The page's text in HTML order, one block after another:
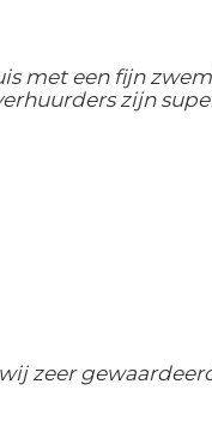
met een fijn
zijn
zeer